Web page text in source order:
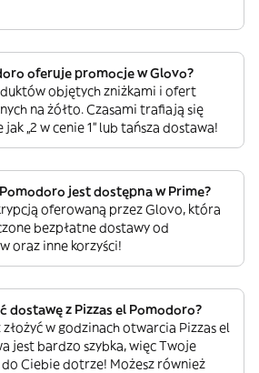
oferuje promocje w Glovo?
objętych zniżkami i ofert
na żółto. Czasami trafiają się
„2 w cenie 1” lub tańsza dostawa!
jest dostępna w Prime?
oferowaną przez Glovo, która
bezpłatne dostawy od
oraz inne korzyści!
dostawę z Pizzas el Pomodoro?
w godzinach otwarcia Pizzas el
jest bardzo szybka, więc Twoje
Ciebie dotrze! Możesz również